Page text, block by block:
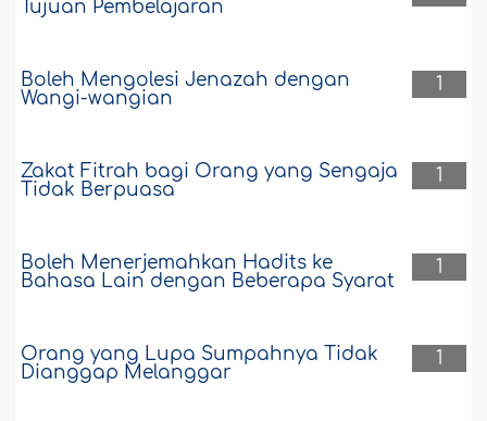
Tujuan Pembelajaran
1
Boleh Mengolesi Jenazah dengan
Wangi-wangian
1
Zakat Fitrah bagi Orang yang Sengaja
Tidak Berpuasa
1
Boleh Menerjemahkan Hadits ke
Bahasa Lain dengan Beberapa Syarat
1
Orang yang Lupa Sumpahnya Tidak
Dianggap Melanggar